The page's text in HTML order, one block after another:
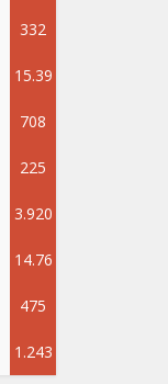
332
15.39
5
708
225
3.920
14.76
4
475
1.243